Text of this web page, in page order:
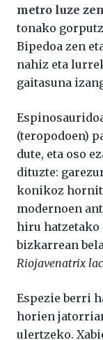
metro luze
tonako
Bipedoa zen
nahiz eta
gaitasuna
(teropodoen)
dute, eta oso
dituzte:
konikoz
modernoen
hiru hatzetako
bizkarrean
Riojavenatrix
Espezie berri
horien
ulertzeko.